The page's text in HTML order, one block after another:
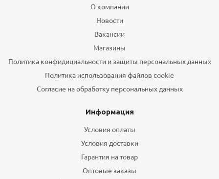
О компании
Новости
Вакансии
Магазины
Политика конфидициальности и защиты персональных данных
Политика использования файлов cookie
Согласие на обработку персональных данных
Информация
Условия оплаты
Условия доставки
Гарантия на товар
Оптовые заказы